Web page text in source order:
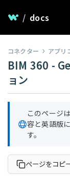
/ docs
コネクター アプリ
BIM 360 -
ョン
このページ
容と英語版
す。
ページをコピ